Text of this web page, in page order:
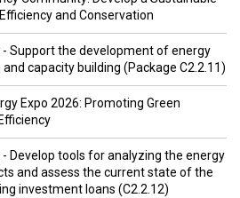
and Conservation
Support the development of energy
capacity building (Package C2.2.11)
Expo 2026: Promoting Green
Develop tools for analyzing the energy
and assess the current state of the
investment loans (C2.2.12)